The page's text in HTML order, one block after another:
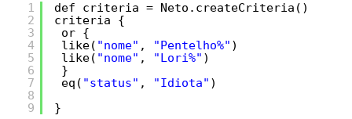
1
2
3
4
5
6
7
8
9
def criteria = Neto.createCriteria()
criteria {
or {
like( "nome" , "Pentelho%" )
like( "nome" , "Lori%" )
}
eq( "status" , "Idiota" )
}